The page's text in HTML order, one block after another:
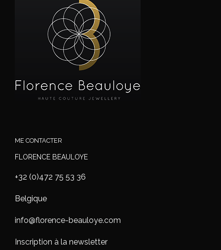
ME CONTACTER
FLORENCE BEAULOYE
+32 (0)472 75 53 36
Belgique
info@florence-beauloye.com
Inscription à la newsletter